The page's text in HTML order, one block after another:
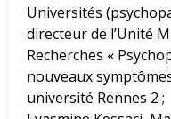
Universités
directeur de l’Unité
Recherches «
nouveaux
université Rennes 2 ;